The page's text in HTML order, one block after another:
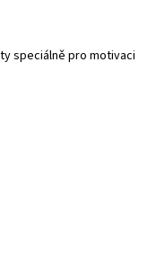
speciálně pro motivaci